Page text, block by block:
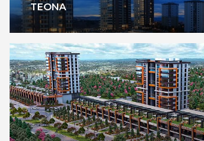
TEONA